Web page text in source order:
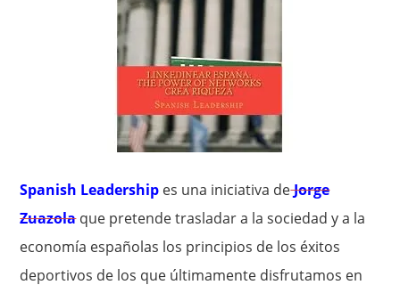
Spanish Leadership es una iniciativa deJorge
Zuazolaque pretende trasladar a la sociedad y a la
economía españolas los principios de los éxitos
deportivos de los que últimamente disfrutamos en